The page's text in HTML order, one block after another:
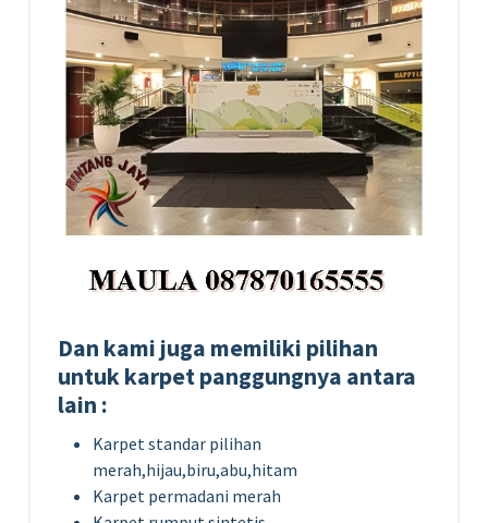
Dan kami juga memiliki pilihan
untuk karpet panggungnya antara
lain :
Karpet standar pilihan
merah,hijau,biru,abu,hitam
Karpet permadani merah